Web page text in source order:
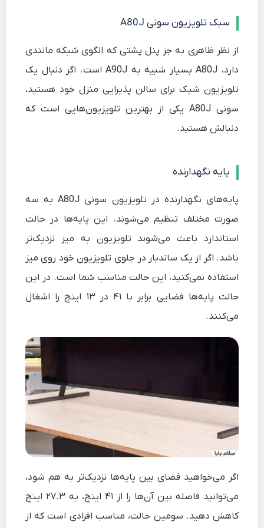
سبک تلویزیون سونی A80J
از نظر ظاهری به جز پنل پشتی که الگوی شبکه مانندی
دارد، A80J بسیار شبیه به A90J است. اگر دنبال یک
تلویزیون شیک برای سالن پذیرایی منزل خود هستید،
سونی A80J یکی از بهترین تلویزیون‌هایی است که
دنبالش هستید.
پایه نگهدارنده
پایه‌های نگهدارنده در تلویزیون سونی A80J به سه
صورت مختلف تنظیم می‌شوند. این پایه‌ها در حالت
استاندارد باعث می‌شوند تلویزیون به میز نزدیک‌تر
باشد. اگر از یک ساندبار در جلوی تلویزیون خود روی میز
استفاده نمی‌کنید، این حالت مناسب شما است. در این
حالت پایه‌ها فضایی برابر با ۴۱ در ۱۳ اینچ را اشغال
می‌کنند.
اگر می‌خواهید فضای بین پایه‌ها نزدیک‌تر به هم شود،
می‌توانید فاصله بین آن‌ها را از ۴۱ اینچ، به ۲۷.۳ اینچ
کاهش دهید. سومین حالت، مناسب افرادی است که از